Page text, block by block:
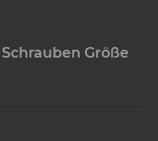
Größe